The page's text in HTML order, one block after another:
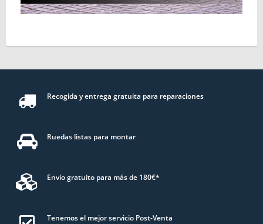
Recogida y entrega gratuita para reparaciones
Ruedas listas para montar
Envío gratuito para más de 180€*
Tenemos el mejor servicio Post-Venta